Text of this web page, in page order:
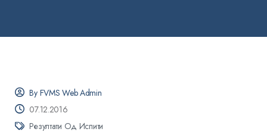
By FVMS Web Admin
07.12.2016
Резултати Од Испити